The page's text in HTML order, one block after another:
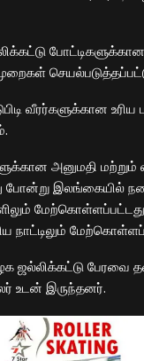
போட்டிகளுக்கான
வீரர்களுக்கான
அனுமதி
போன்று இலங்கையில்
நாட்டிலும்
ஜல்லிக்கட்டு பேரவை
உடன் இருந்தனர்.